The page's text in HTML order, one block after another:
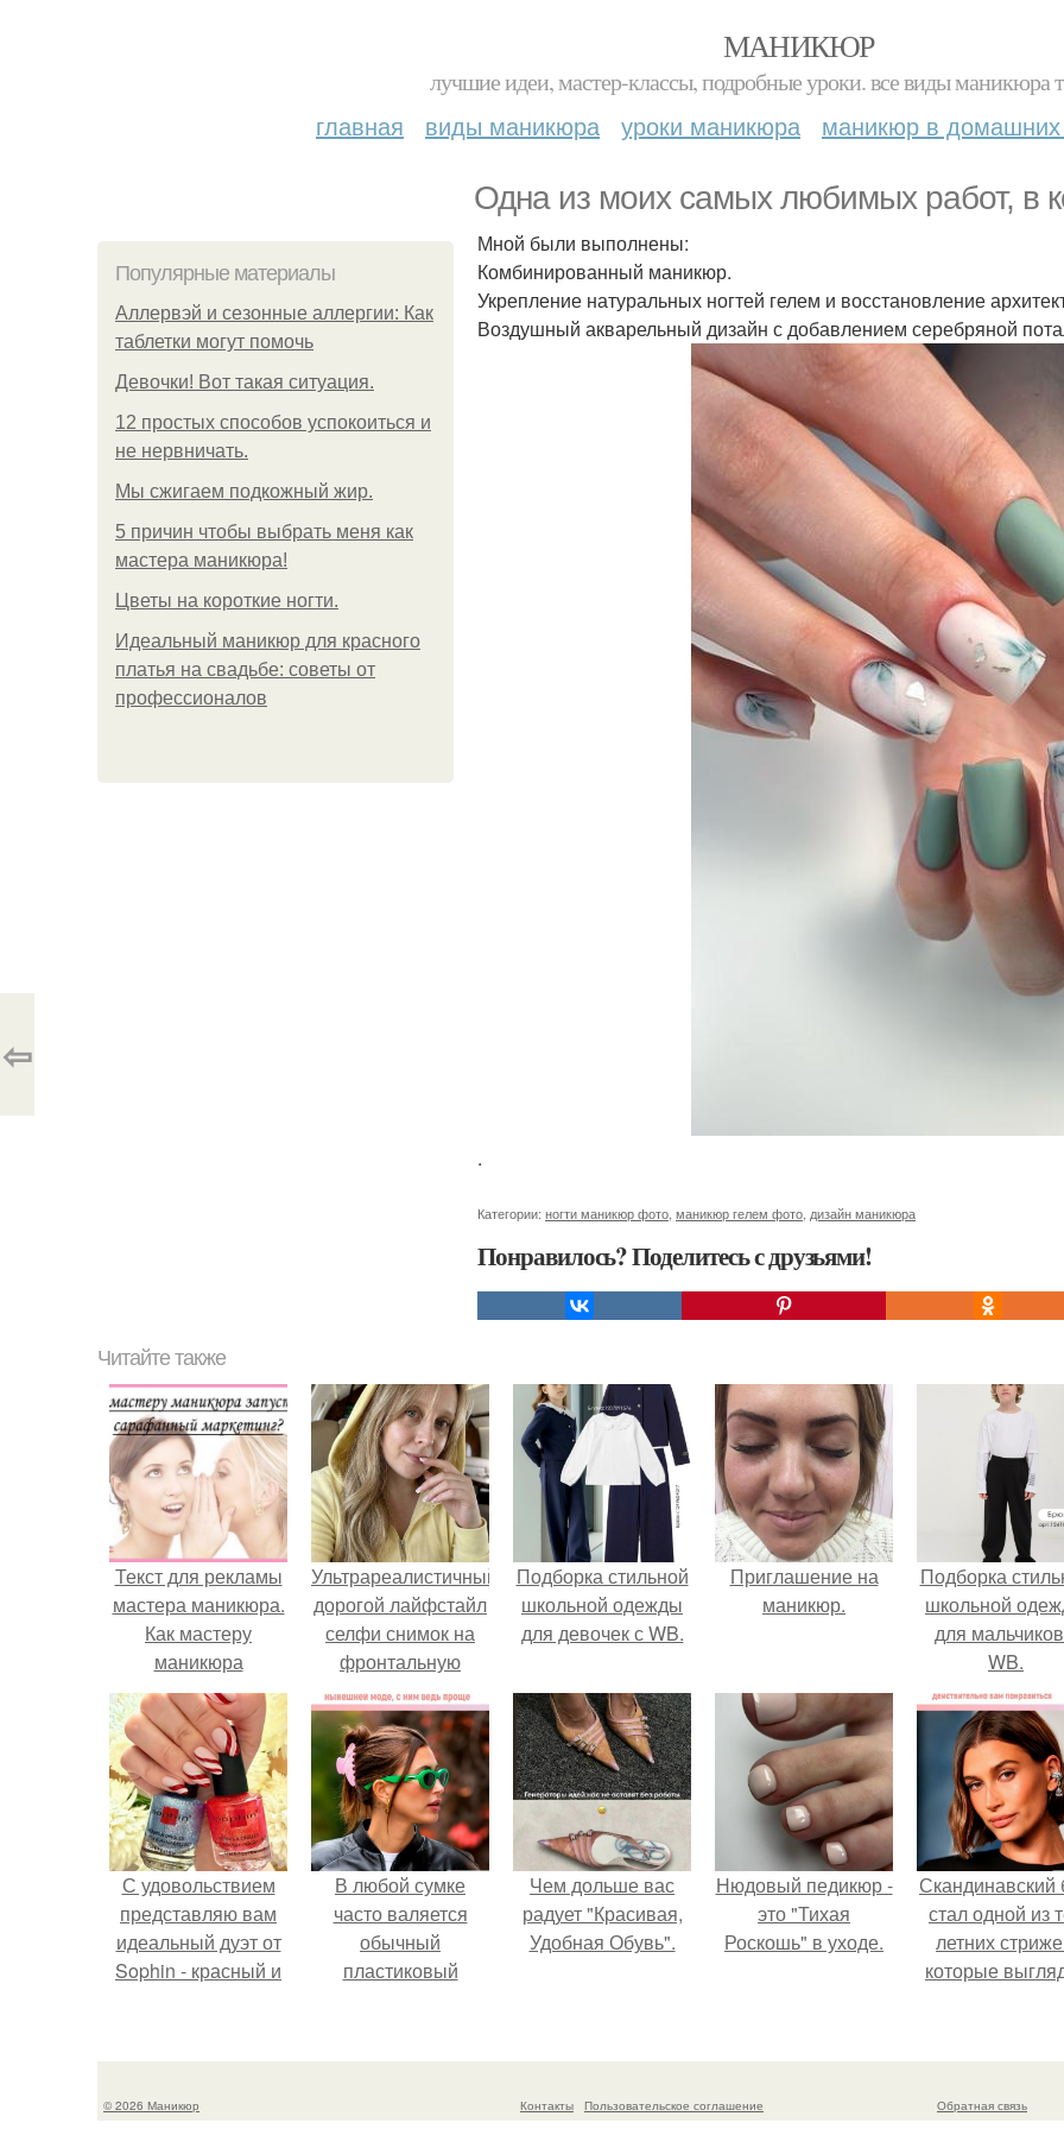
МАНИКЮР
лучшие идеи, мастер-классы, подробные уроки. все виды маникюра
главная виды маникюра уроки маникюра маникюр в домашних
Одна из моих самых любимых работ, в
Популярные материалы
Аллервэй и сезонные аллергии: Как
таблетки могут помочь
Девочки! Вот такая ситуация.
12 простых способов успокоиться и
не нервничать.
Мы сжигаем подкожный жир.
5 причин чтобы выбрать меня как
мастера маникюра!
Цветы на короткие ногти.
Идеальный маникюр для красного
платья на свадьбе: советы от
профессионалов
Мной были выполнены:
Комбинированный маникюр.
Укрепление натуральных ногтей гелем и восстановление
Воздушный акварельный дизайн с добавлением серебряной
.
Категории: ногти маникюр фото маникюр гелем фото дизайн маникюра
Понравилось? Поделитесь с друзьями!
⇦
Читайте также
Текст для рекламы
мастера маникюра.
Как мастеру
маникюра
запустить
сарафанный
маркетинг?
Ультрареалистичный
дорогой лайфстайл
селфи снимок на
фронтальную
камеру.
Подборка стильной
школьной одежды
для девочек с WB.
Приглашение на
маникюр.
Подборка
школьной
для
WB.
С удовольствием
представляю вам
идеальный дуэт от
Sophin - красный и
номер 0262.
В любой сумке
часто валяется
обычный
пластиковый
Чем дольше вас
радует "Красивая,
Удобная Обувь".
Нюдовый педикюр -
это "Тихая
Роскошь" в уходе.
Скандинавский
стал одной из
летних
которые
© 2026 Маникюр Контакты
Пользовательское соглашение
Обратная связь